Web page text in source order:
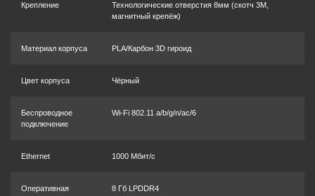
Крепление
Технологические отверстия 8мм (скотч 3M,
магнитный крепёж)
Материал корпуса PLA/Карбон 3D гироид
Цвет корпуса Чёрный
Беспроводное
подключение
Wi-Fi 802.11 a/b/g/n/ac/6
Ethernet 1000 Мбит/с
Оперативная
8 Гб LPDDR4